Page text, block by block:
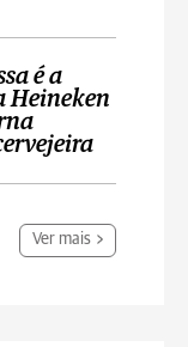
é a
Heineken
Ver mais